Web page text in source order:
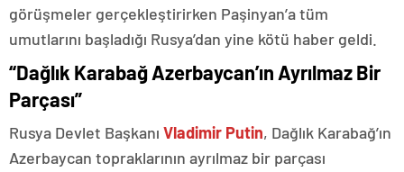
görüşmeler gerçekleştirirken Paşinyan’a tüm
umutlarını başladığı Rusya’dan yine kötü haber geldi.
“Dağlık Karabağ Azerbaycan’ın Ayrılmaz Bir
Parçası”
Rusya Devlet Başkanı Vladimir Putin, Dağlık Karabağ’ın
Azerbaycan topraklarının ayrılmaz bir parçası